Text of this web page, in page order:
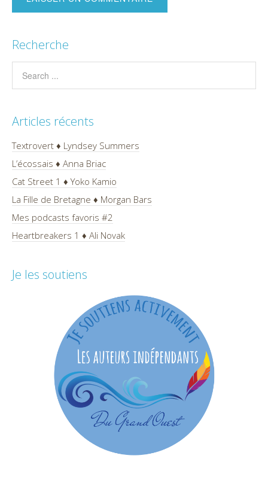
Recherche
Articles récents
Textrovert ♦ Lyndsey Summers
L’écossais ♦ Anna Briac
Cat Street 1 ♦ Yoko Kamio
La Fille de Bretagne ♦ Morgan Bars
Mes podcasts favoris #2
Heartbreakers 1 ♦ Ali Novak
Je les soutiens